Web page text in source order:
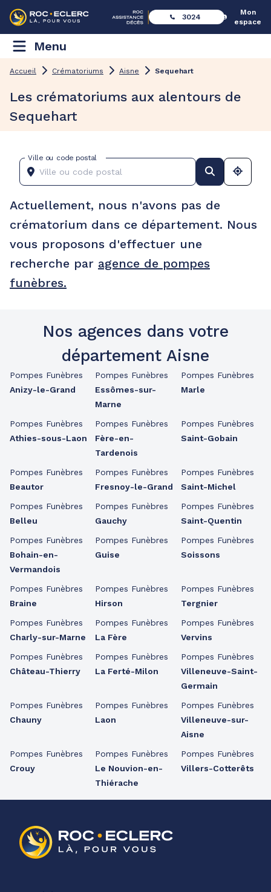
3024
Mon
espace
Menu
Accueil Crématoriums Aisne Sequehart
Les crématoriums aux alentours de
Sequehart
Ville ou code postal
Actuellement, nous n'avons pas de
crématorium dans ce département. Nous
vous proposons d'effectuer une
recherche par agence de pompes
funèbres.
Nos agences dans votre
département Aisne
Pompes Funèbres
Anizy-le-Grand
Pompes Funèbres
Athies-sous-Laon
Pompes Funèbres
Beautor
Pompes Funèbres
Belleu
Pompes Funèbres
Bohain-en-
Vermandois
Pompes Funèbres
Braine
Pompes Funèbres
Charly-sur-Marne
Pompes Funèbres
Château-Thierry
Pompes Funèbres
Chauny
Pompes Funèbres
Crouy
Pompes Funèbres
Essômes-sur-
Marne
Pompes Funèbres
Fère-en-
Tardenois
Pompes Funèbres
Fresnoy-le-Grand
Pompes Funèbres
Gauchy
Pompes Funèbres
Guise
Pompes Funèbres
Hirson
Pompes Funèbres
La Fère
Pompes Funèbres
La Ferté-Milon
Pompes Funèbres
Laon
Pompes Funèbres
Le Nouvion-en-
Thiérache
Pompes Funèbres
Marle
Pompes Funèbres
Saint-Gobain
Pompes Funèbres
Saint-Michel
Pompes Funèbres
Saint-Quentin
Pompes Funèbres
Soissons
Pompes Funèbres
Tergnier
Pompes Funèbres
Vervins
Pompes Funèbres
Villeneuve-Saint-
Germain
Pompes Funèbres
Villeneuve-sur-
Aisne
Pompes Funèbres
Villers-Cotterêts